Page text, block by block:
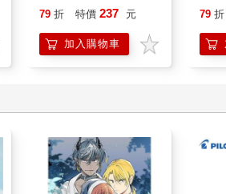
行動」打開大腦的行動
「行動派」的37個科
學方法
79 折 特價 237 元
加入購物車
79 折